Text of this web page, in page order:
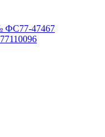
ФС77-47467